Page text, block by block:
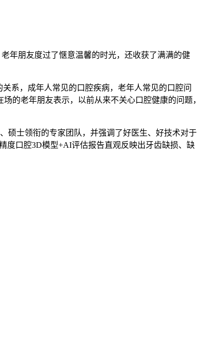
年朋友度过了惬意温馨的时光，还收获了满满的健
系，成年人常见的口腔疾病，老年人常见的口腔问
的老年朋友表示，以前从来不关心口腔健康的问题，
硕士领衔的专家团队，并强调了好医生、好技术对于
度口腔3D模型+AI评估报告直观反映出牙齿缺损、缺